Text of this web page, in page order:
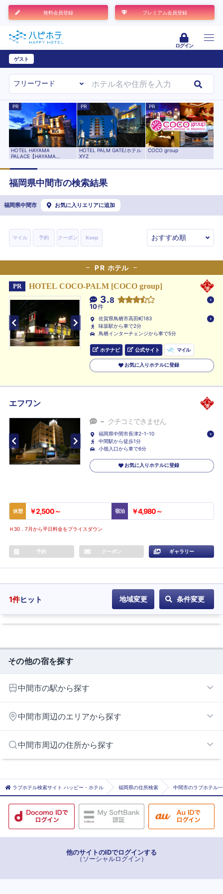
無料会員登録 プレミアム会員登録
ログイン
ゲスト
PR
HOTEL HAYAMA
PALACE【HAYAMA
PR
HOTEL PALM GATE/ホテル
XYZ
PR
COCO group
福岡県中間市の検索結果
福岡県中間市 お気に入りエリアに追加
マイル 予約 クーポン Keep
PR ホテル
PR HOTEL COCO-PALM [COCO group]
3.8
10件
佐賀県鳥栖市高田町183
味坂駅から車で2分
鳥栖インターチェンジから車で5分
ホテナビ 公式サイト マイル
お気に入りホテルに登録
エフワン
- クチコミできません
福岡県中間市長津2-1-10
中間駅から徒歩1分
小嶺入口から車で6分
お気に入りホテルに登録
休憩 ￥2,500～ 宿泊 ￥4,980～
Ｈ30．7月から平日料金をプライスダウン
予約 クーポン ギャラリー
1件ヒット 地域変更 条件変更
その他の宿を探す
中間市の駅から探す
中間市周辺のエリアから探す
遠賀エリア
中間市周辺の住所から探す
遠賀郡水巻町
遠賀郡遠賀町
鞍手郡鞍手町
ラブホテル検索サイト ハッピー・ホテル 福岡県の住所検索 中間市のラブホテル
他のサイトのIDでログインする
（ソーシャルログイン）